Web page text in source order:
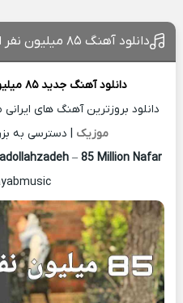
دانلود آهنگ ۸۵ میلیون نفر از عباس یدالله زاده
دانلود آهنگ جدید۸۵ میلیون نفر از
دانلود بروزترین آهنگ های
موزیک | دسترسی به
– 85 Million Nafar